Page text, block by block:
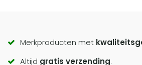
CallMerkproducten met
Altijd gratis verzending.